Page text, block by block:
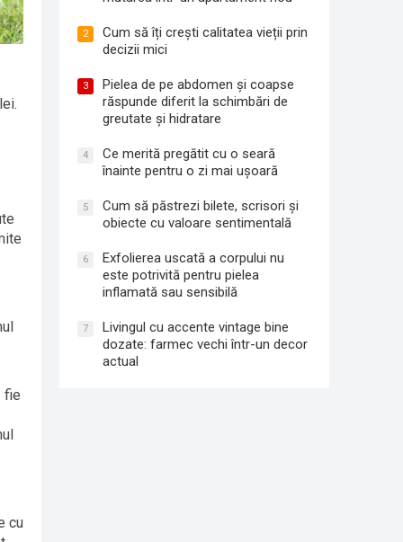
fie
cu
2
Cum să îți crești calitatea vieții prin
decizii mici
3
Pielea de pe abdomen și coapse
răspunde diferit la schimbări de
greutate și hidratare
4
Ce merită pregătit cu o seară
înainte pentru o zi mai ușoară
5
Cum să păstrezi bilete, scrisori și
obiecte cu valoare sentimentală
6
Exfolierea uscată a corpului nu
este potrivită pentru pielea
inflamată sau sensibilă
7
Livingul cu accente vintage bine
dozate: farmec vechi într-un decor
actual